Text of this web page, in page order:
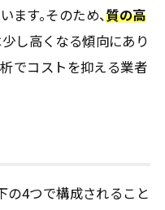
す。そのため、質の高
し高くなる傾向にあり
析でコストを抑える業者
の4つで構成されること